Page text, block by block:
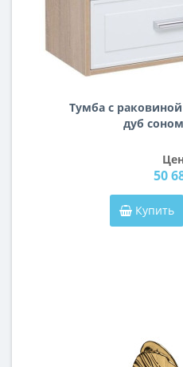
Тумба с
дуб
50
Купить